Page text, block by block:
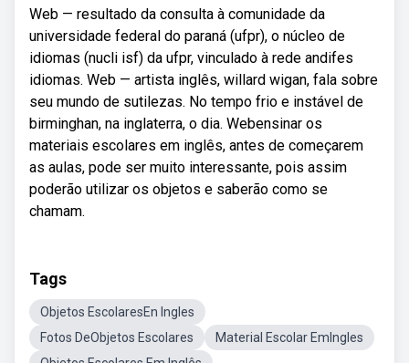
Web — resultado da consulta à comunidade da
universidade federal do paraná (ufpr), o núcleo de
idiomas (nucli isf) da ufpr, vinculado à rede andifes
idiomas. Web — artista inglês, willard wigan, fala sobre
seu mundo de sutilezas. No tempo frio e instável de
birminghan, na inglaterra, o dia. Webensinar os
materiais escolares em inglês, antes de começarem
as aulas, pode ser muito interessante, pois assim
poderão utilizar os objetos e saberão como se
chamam.
Tags
Objetos EscolaresEn Ingles
Fotos DeObjetos Escolares
Material Escolar EmIngles